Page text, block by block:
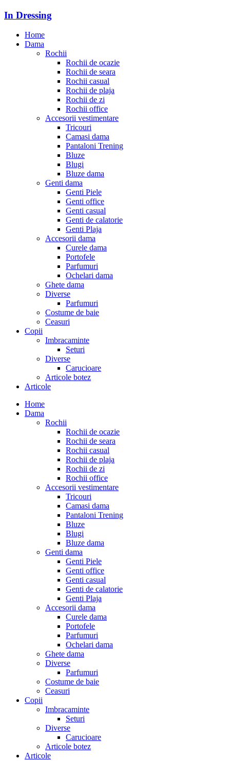
In Dressing
Home
Dama
Rochii
Rochii de ocazie
Rochii de seara
Rochii casual
Rochii de plaja
Rochii de zi
Rochii office
Accesorii vestimentare
Tricouri
Camasi dama
Pantaloni Trening
Bluze
Blugi
Bluze dama
Genti dama
Genti Piele
Genti office
Genti casual
Genti de calatorie
Genti Plaja
Accesorii dama
Curele dama
Portofele
Parfumuri
Ochelari dama
Ghete dama
Diverse
Parfumuri
Costume de baie
Ceasuri
Copii
Imbracaminte
Seturi
Diverse
Carucioare
Articole botez
Articole
Home
Dama
Rochii
Rochii de ocazie
Rochii de seara
Rochii casual
Rochii de plaja
Rochii de zi
Rochii office
Accesorii vestimentare
Tricouri
Camasi dama
Pantaloni Trening
Bluze
Blugi
Bluze dama
Genti dama
Genti Piele
Genti office
Genti casual
Genti de calatorie
Genti Plaja
Accesorii dama
Curele dama
Portofele
Parfumuri
Ochelari dama
Ghete dama
Diverse
Parfumuri
Costume de baie
Ceasuri
Copii
Imbracaminte
Seturi
Diverse
Carucioare
Articole botez
Articole